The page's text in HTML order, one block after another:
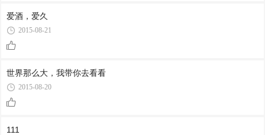
爱酒，爱久
2015-08-21
世界那么大，我带你去看看
2015-08-20
111